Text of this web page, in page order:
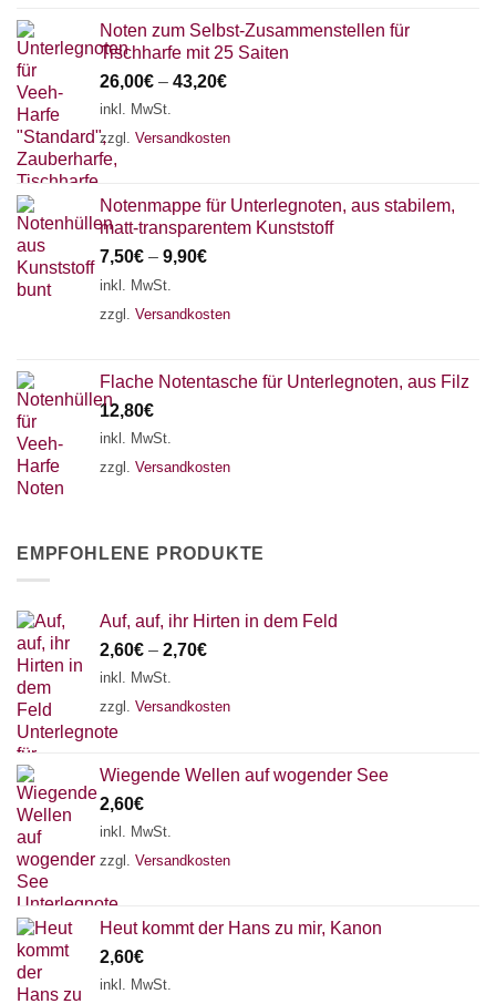
Noten zum Selbst-Zusammenstellen für
Tischharfe mit 25 Saiten
26,00€ – 43,20€
inkl. MwSt.
zzgl. Versandkosten
Notenmappe für Unterlegnoten, aus stabilem,
matt-transparentem Kunststoff
7,50€ – 9,90€
inkl. MwSt.
zzgl. Versandkosten
Flache Notentasche für Unterlegnoten, aus Filz
12,80€
inkl. MwSt.
zzgl. Versandkosten
EMPFOHLENE PRODUKTE
Auf, auf, ihr Hirten in dem Feld
2,60€ – 2,70€
inkl. MwSt.
zzgl. Versandkosten
Wiegende Wellen auf wogender See
2,60€
inkl. MwSt.
zzgl. Versandkosten
Heut kommt der Hans zu mir, Kanon
2,60€
inkl. MwSt.